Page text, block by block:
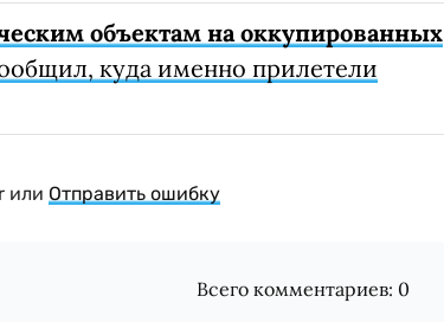
объектам на оккупированных
куда именно прилетели
или Отправить ошибку
Всего комментариев: 0